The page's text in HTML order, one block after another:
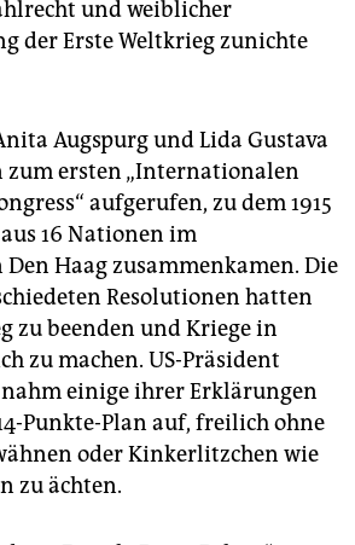
und weiblicher
der Erste Weltkrieg zunichte
Augspurg und Lida Gustava
zum ersten „Internationalen
aufgerufen, zu dem 1915
16 Nationen im
Haag zusammenkamen. Die
Resolutionen hatten
zu beenden und Kriege in
zu machen. US-Präsident
einige ihrer Erklärungen
Punkte-Plan auf, freilich ohne
oder Kinkerlitzchen wie
zu ächten.